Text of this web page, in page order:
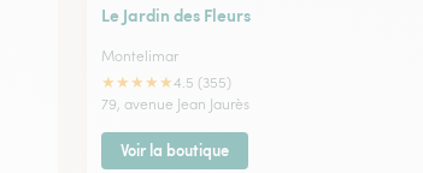
Le Jardin des Fleurs
Montelimar
★★★★★4.5 (355)
79, avenue Jean Jaurès
Voir la boutique